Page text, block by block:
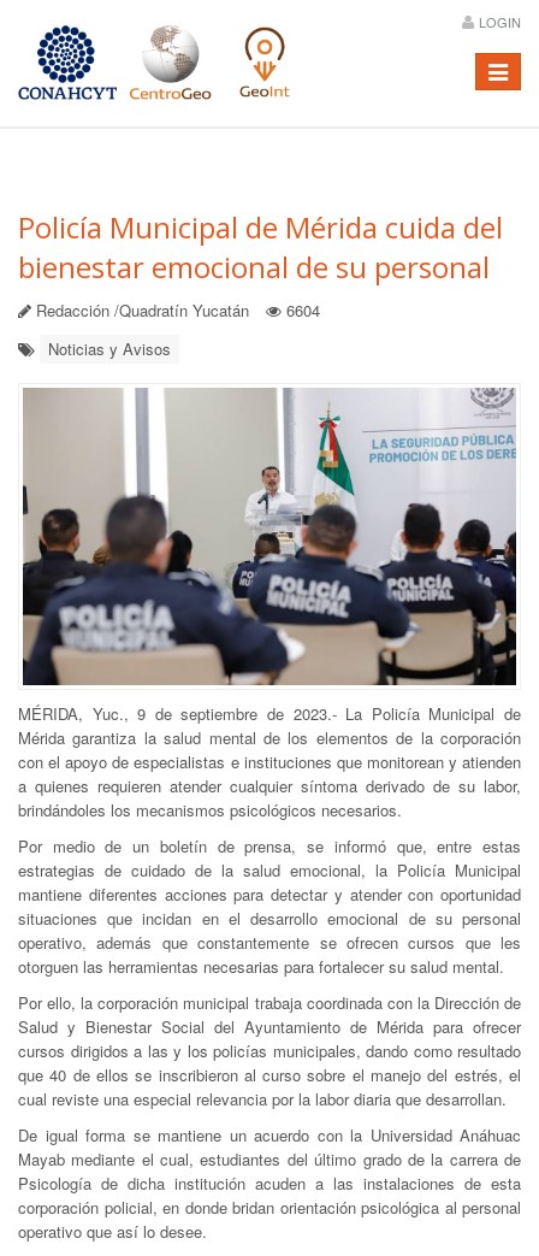
LOGIN
Menú
Policía Municipal de Mérida cuida del
bienestar emocional de su personal
Redacción /Quadratín Yucatán
6604
Noticias y Avisos
MÉRIDA, Yuc., 9 de septiembre de 2023.- La Policía Municipal de
Mérida garantiza la salud mental de los elementos de la corporación
con el apoyo de especialistas e instituciones que monitorean y atienden
a quienes requieren atender cualquier síntoma derivado de su labor,
brindándoles los mecanismos psicológicos necesarios.
Por medio de un boletín de prensa, se informó que, entre estas
estrategias de cuidado de la salud emocional, la Policía Municipal
mantiene diferentes acciones para detectar y atender con oportunidad
situaciones que incidan en el desarrollo emocional de su personal
operativo, además que constantemente se ofrecen cursos que les
otorguen las herramientas necesarias para fortalecer su salud mental.
Por ello, la corporación municipal trabaja coordinada con la Dirección de
Salud y Bienestar Social del Ayuntamiento de Mérida para ofrecer
cursos dirigidos a las y los policías municipales, dando como resultado
que 40 de ellos se inscribieron al curso sobre el manejo del estrés, el
cual reviste una especial relevancia por la labor diaria que desarrollan.
De igual forma se mantiene un acuerdo con la Universidad Anáhuac
Mayab mediante el cual, estudiantes del último grado de la carrera de
Psicología de dicha institución acuden a las instalaciones de esta
corporación policial, en donde bridan orientación psicológica al personal
operativo que así lo desee.